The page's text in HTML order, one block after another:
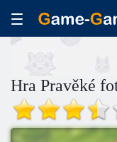
Hra Pravěké